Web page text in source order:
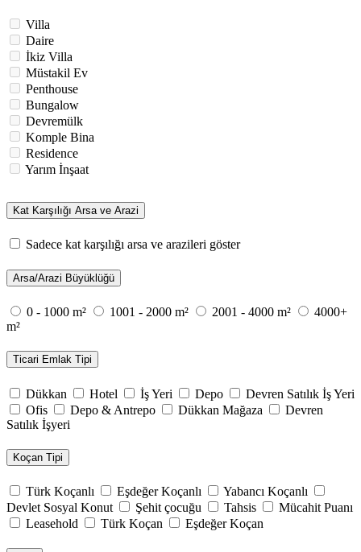
Villa
Daire
İkiz Villa
Müstakil Ev
Penthouse
Bungalow
Devremülk
Komple Bina
Residence
Yarım İnşaat
Kat Karşılığı Arsa ve Arazi
Sadece kat karşılığı arsa ve arazileri göster
Arsa/Arazi Büyüklüğü
0 - 1000 m² 1001 - 2000 m² 2001 - 4000 m²
4000+
m²
Ticari Emlak Tipi
Dükkan Hotel İş Yeri Depo
Devren Satılık İş Yeri
Ofis
Depo & Antrepo Dükkan Mağaza
Devren
Satılık İşyeri
Koçan Tipi
Türk Koçanlı Eşdeğer Koçanlı
Yabancı Koçanlı
Devlet Sosyal Konut
Şehit çocuğu Tahsis
Mücahit Puanı
Leasehold
Türk Koçan Eşdeğer Koçan